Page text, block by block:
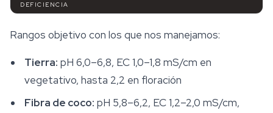
DEFICIENCIA
Rangos objetivo con los que nos manejamos:
Tierra: pH 6,0–6,8, EC 1,0–1,8 mS/cm en
vegetativo, hasta 2,2 en floración
Fibra de coco: pH 5,8–6,2, EC 1,2–2,0 mS/cm,